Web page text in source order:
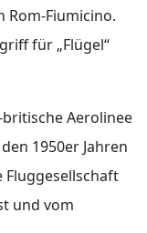
Rom-Fiumicino.
für „Flügel“
Aerolinee
1950er Jahren
Fluggesellschaft
und vom